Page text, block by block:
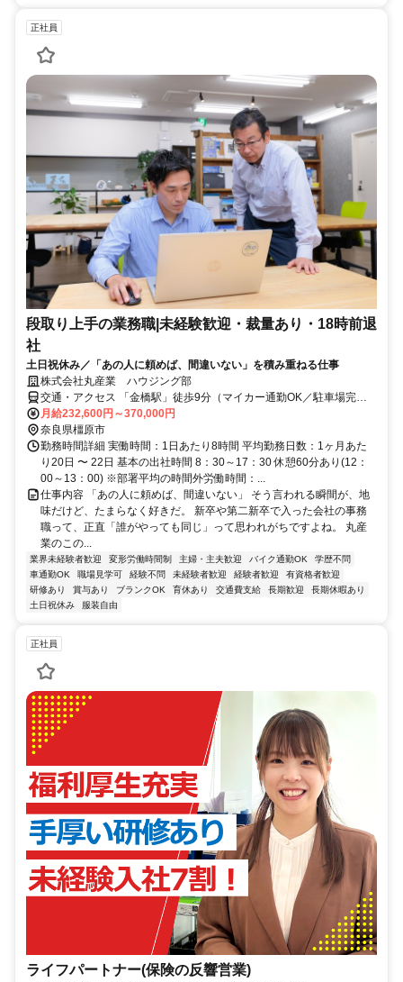
正社員
段取り上手の業務職|未経験歓迎・裁量あり・18時前退
社
土日祝休み／「あの人に頼めば、間違いない」を積み重ねる仕事
株式会社丸産業 ハウジング部
交通・アクセス 「金橋駅」徒歩9分（マイカー通勤OK／駐車場完
備）
月給232,600円～370,000円
奈良県橿原市
勤務時間詳細 実働時間：1日あたり8時間 平均勤務日数：1ヶ月あた
り20日 〜 22日 基本の出社時間 8：30～17：30 休憩60分あり(12：
00～13：00) ※部署平均の時間外労働時間：...
仕事内容 「あの人に頼めば、間違いない」 そう言われる瞬間が、地
味だけど、たまらなく好きだ。 新卒や第二新卒で入った会社の事務
職って、正直「誰がやっても同じ」って思われがちですよね。 丸産
業のこの...
業界未経験者歓迎 変形労働時間制 主婦・主夫歓迎 バイク通勤OK
学歴不問
車通勤OK
職場見学可 経験不問 未経験者歓迎 経験者歓迎
有資格者歓迎
研修あり
賞与あり ブランクOK 育休あり 交通費支給 長期歓迎
長期休暇あり
土日祝休み
服装自由
正社員
ライフパートナー(保険の反響営業)